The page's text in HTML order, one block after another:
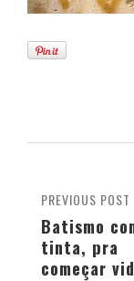
PREVIOUS POST
Batismo
tinta, pra
começar